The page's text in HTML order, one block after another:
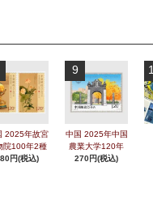
2025年故宮
院100年2種
円(税込)
9
中国 2025年中国
農業大学120年
270円(税込)